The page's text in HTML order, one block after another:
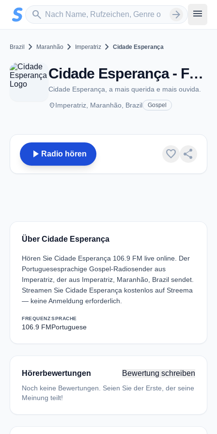
Zum Hauptinhalt springen
search
Sender suchen arrow_forward menu
Brazil chevron_right Maranhão chevron_right Imperatriz chevron_right Cidade Esperança
Cidade Esperança - FM 106.9 - Imperatriz
Cidade Esperança, a mais querida e mais ouvida.
placeImperatriz, Maranhão, Brazil Gospel
play_arrow Radio hören favorite share
Über Cidade Esperança
Hören Sie Cidade Esperança 106.9 FM live online. Der
Portuguesesprachige Gospel-Radiosender aus
Imperatriz, der aus Imperatriz, Maranhão, Brazil sendet.
Streamen Sie Cidade Esperança kostenlos auf Streema
— keine Anmeldung erforderlich.
FREQUENZ
106.9 FM
SPRACHE
Portuguese
Hörerbewertungen Bewertung schreiben
Noch keine Bewertungen. Seien Sie der Erste, der seine
Meinung teilt!